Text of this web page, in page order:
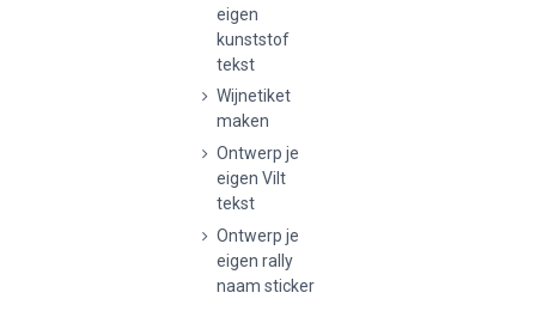
eigen
kunststof
tekst
Wijnetiket
maken
Ontwerp je
eigen Vilt
tekst
Ontwerp je
eigen rally
naam sticker